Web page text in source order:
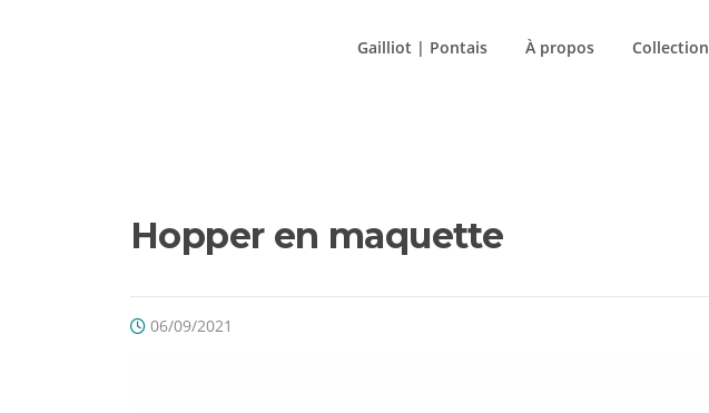
Gailliot | Pontais À propos Collection
Hopper en maquette
06/09/2021